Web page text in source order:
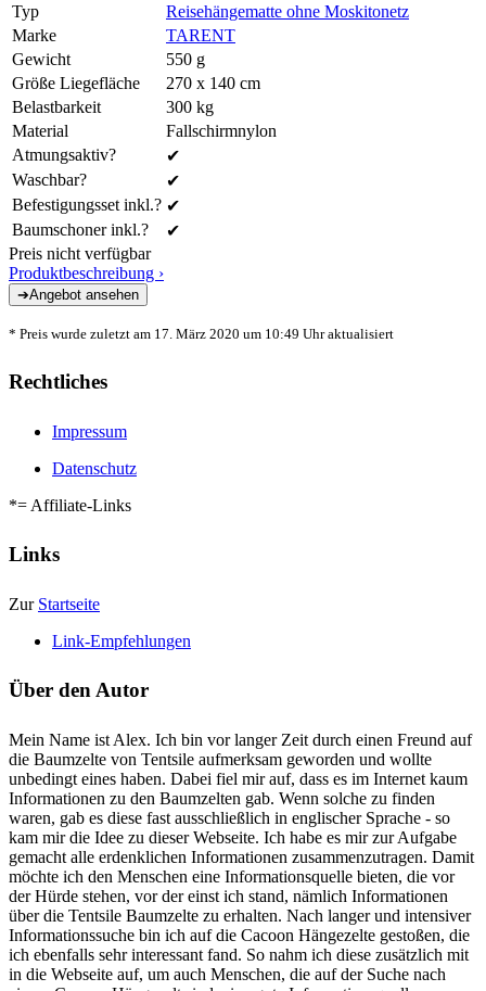
Typ
Reisehängematte ohne Moskitonetz
Marke
TARENT
Gewicht
550 g
Größe Liegefläche
270 x 140 cm
Belastbarkeit
300 kg
Material
Fallschirmnylon
Atmungsaktiv?
✔
Waschbar?
✔
Befestigungsset inkl.? ✔
Baumschoner inkl.?
✔
Preis nicht verfügbar
Produktbeschreibung ›
* Preis wurde zuletzt am 17. März 2020 um 10:49 Uhr aktualisiert
Rechtliches
Impressum
Datenschutz
*= Affiliate-Links
Links
Zur Startseite
Link-Empfehlungen
Über den Autor
Mein Name ist Alex. Ich bin vor langer Zeit durch einen Freund auf
die Baumzelte von Tentsile aufmerksam geworden und wollte
unbedingt eines haben. Dabei fiel mir auf, dass es im Internet kaum
Informationen zu den Baumzelten gab. Wenn solche zu finden
waren, gab es diese fast ausschließlich in englischer Sprache - so
kam mir die Idee zu dieser Webseite. Ich habe es mir zur Aufgabe
gemacht alle erdenklichen Informationen zusammenzutragen. Damit
möchte ich den Menschen eine Informationsquelle bieten, die vor
der Hürde stehen, vor der einst ich stand, nämlich Informationen
über die Tentsile Baumzelte zu erhalten. Nach langer und intensiver
Informationssuche bin ich auf die Cacoon Hängezelte gestoßen, die
ich ebenfalls sehr interessant fand. So nahm ich diese zusätzlich mit
in die Webseite auf, um auch Menschen, die auf der Suche nach